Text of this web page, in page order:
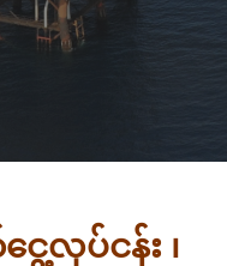
ေ့လုပ်ငန်း ၊